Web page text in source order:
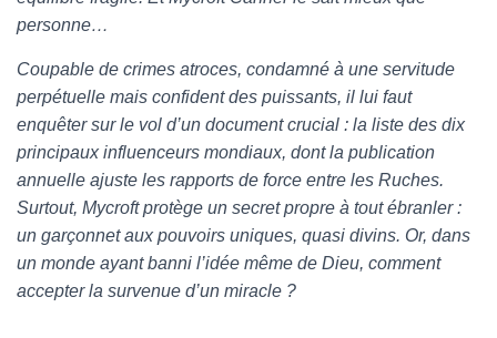
personne…
Coupable de crimes atroces, condamné à une servitude
perpétuelle mais confident des puissants, il lui faut
enquêter sur le vol d’un document crucial : la liste des dix
principaux influenceurs mondiaux, dont la publication
annuelle ajuste les rapports de force entre les Ruches.
Surtout, Mycroft protège un secret propre à tout ébranler :
un garçonnet aux pouvoirs uniques, quasi divins. Or, dans
un monde ayant banni l’idée même de Dieu, comment
accepter la survenue d’un miracle ?